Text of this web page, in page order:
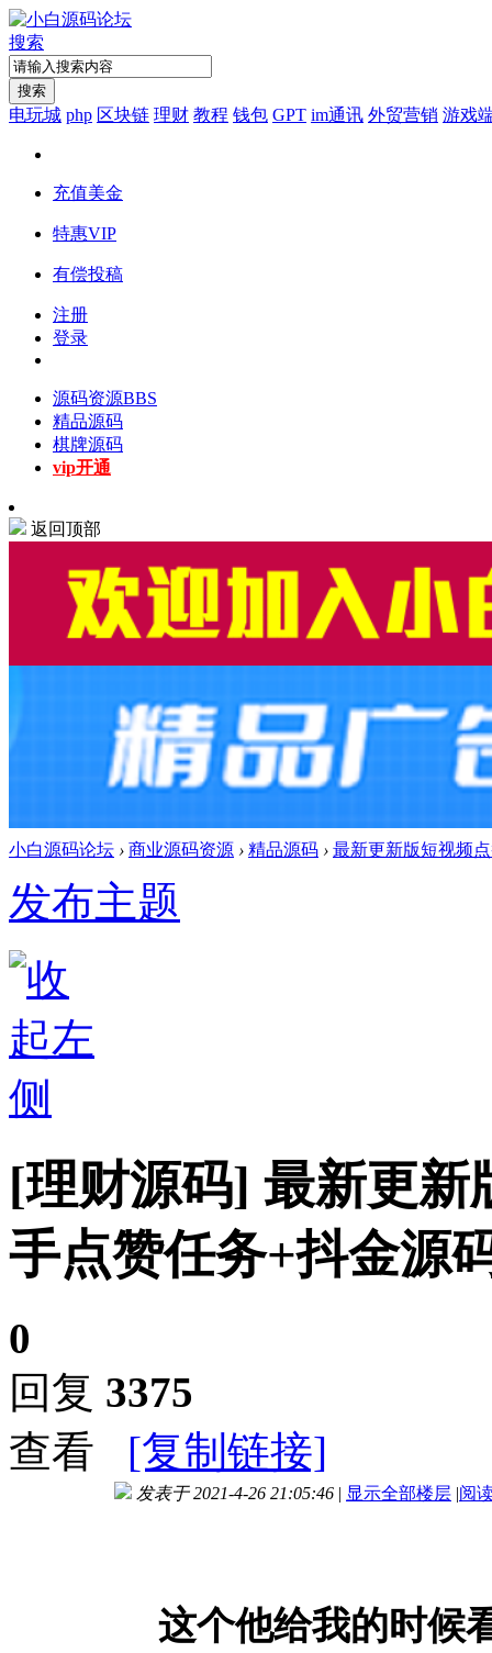
搜索
搜索
电玩城 php 区块链 理财 教程 钱包 GPT im通讯 外贸营销 游戏
充值美金
特惠VIP
有偿投稿
注册
登录
源码资源BBS
精品源码
棋牌源码
vip开通
返回顶部
小白源码论坛 › 商业源码资源 › 精品源码 › 最新更新版短视频
发布主题
[理财源码] 最新更新
手点赞任务+抖金源
0
回复 3375
查看
[复制链接]
发表于 2021-4-26 21:05:46 | 显示全部楼层 |阅
这个他给我的时候